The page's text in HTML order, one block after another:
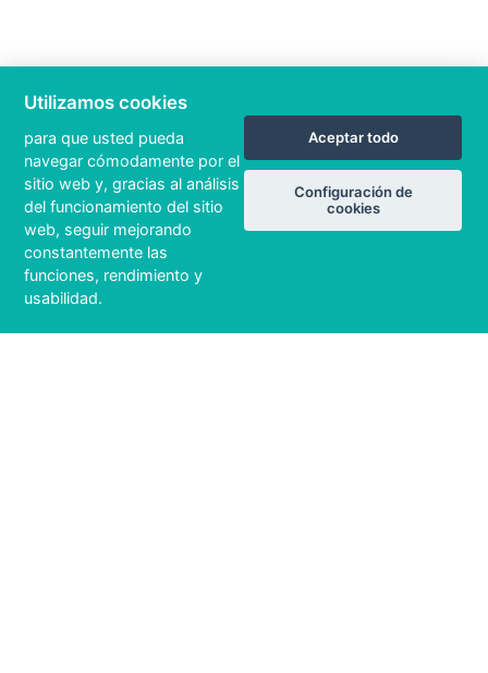
Utilizamos cookies
para que usted pueda
navegar cómodamente por el
sitio web y, gracias al análisis
del funcionamiento del sitio
web, seguir mejorando
constantemente las
funciones, rendimiento y
usabilidad.
Aceptar todo
Configuración de
cookies